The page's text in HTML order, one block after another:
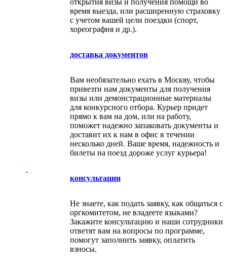
время выезда, или расширенную страховку
с учетом вашей цели поездки (спорт,
хореография и др.).
доставка документов
Вам необязательно ехать в Москву, чтобы
привезти нам документы для получения
визы или демонстрационные материалы
для конкурсного отбора. Курьер придет
прямо к вам на дом, или на работу,
поможет надежно запаковать документы и
доставит их к нам в офис в течении
несколько дней. Ваше время, надежность и
билеты на поезд дороже услуг курьера!
консультации
Не знаете, как подать заявку, как общаться с
оргкомитетом, не владеете языками?
Закажите консультацию и наши сотрудники
ответят вам на вопросы по программе,
помогут заполнить заявку, оплатить
взносы.